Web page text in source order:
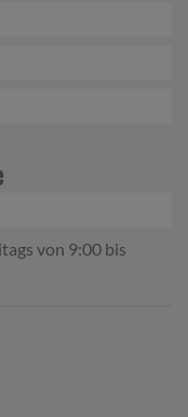
von 9:00 bis